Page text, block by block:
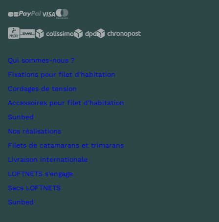
Qui sommes-nous ?
Fixations pour filet d'habitation
Cordages de tension
Accessoires pour filet d'habitation
Sunbed
Nos réalisations
Filets de catamarans et trimarans
Livraison internationale
LOFTNETS s’engage
Sacs LOFTNETS
Sunbed